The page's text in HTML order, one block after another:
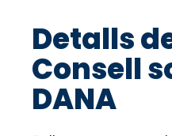
Detalls
Consell
DANA